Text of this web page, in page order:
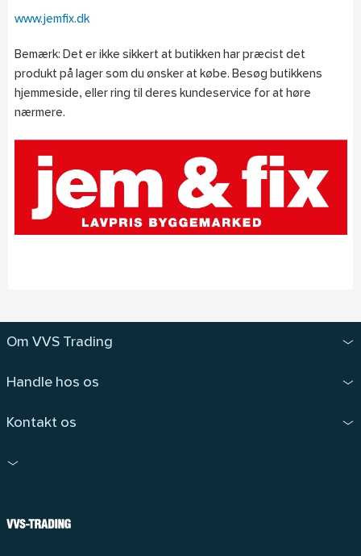
www.jemfix.dk
Bemærk: Det er ikke sikkert at butikken har præcist det
produkt på lager som du ønsker at købe. Besøg butikkens
hjemmeside, eller ring til deres kundeservice for at høre
nærmere.
Om VVS Trading
Handle hos os
Kontakt os